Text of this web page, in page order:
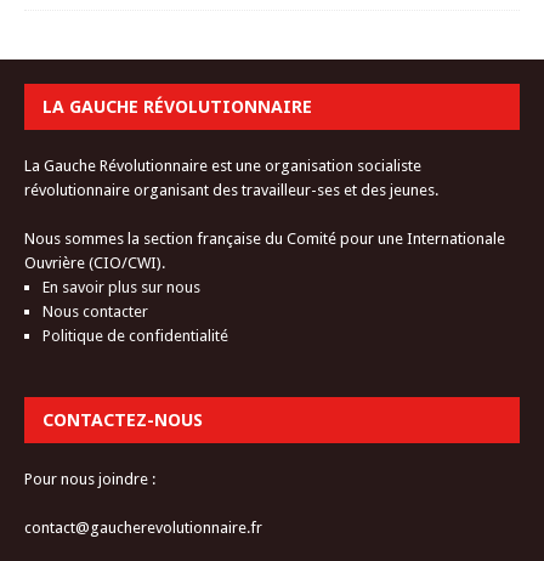
LA GAUCHE RÉVOLUTIONNAIRE
La Gauche Révolutionnaire est une organisation socialiste
révolutionnaire organisant des travailleur-ses et des jeunes.
Nous sommes la section française du Comité pour une Internationale
Ouvrière (CIO/CWI).
En savoir plus sur nous
Nous contacter
Politique de confidentialité
CONTACTEZ-NOUS
Pour nous joindre :
contact@gaucherevolutionnaire.fr